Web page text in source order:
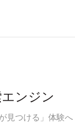
ンジン
見つける」体験へ